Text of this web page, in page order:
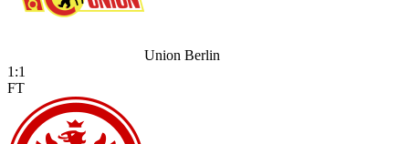
Union Berlin
1 :1
FT